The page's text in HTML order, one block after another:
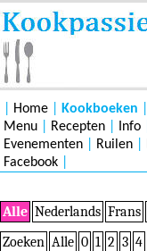
Home Kookboeken
Menu
Recepten Info
Evenementen
Ruilen
Facebook
Alle Nederlands Frans
Zoeken Alle 0 1 2 3 4